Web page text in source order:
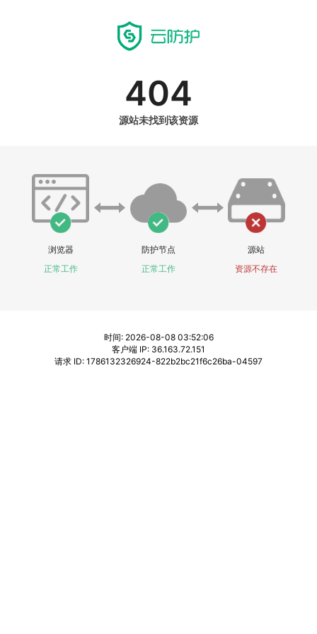
404
源站未找到该资源
浏览器
正常工作
防护节点
正常工作
源站
资源不存在
时间: 2026-08-08 03:52:06
客户端 IP: 36.163.72.151
请求 ID: 1786132326924-822b2bc21f6c26ba-04597